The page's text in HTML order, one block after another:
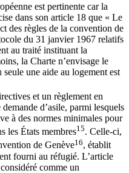
est pertinente car la
dans son article 18 que « Le
des règles de la convention de
du 31 janvier 1967 relatifs
au traité instituant la
la Charte n’envisage le
une aide au logement est
et un règlement en
d’asile, parmi lesquels
à des normes minimales pour
les États membres15. Celle-ci,
de Genève16, établit
fourni au réfugié. L’article
comme un